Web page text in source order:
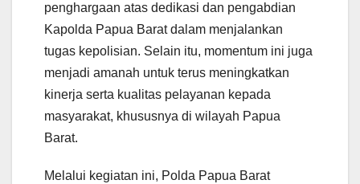
penghargaan atas dedikasi dan pengabdian
Kapolda Papua Barat dalam menjalankan
tugas kepolisian. Selain itu, momentum ini juga
menjadi amanah untuk terus meningkatkan
kinerja serta kualitas pelayanan kepada
masyarakat, khususnya di wilayah Papua
Barat.
Melalui kegiatan ini, Polda Papua Barat